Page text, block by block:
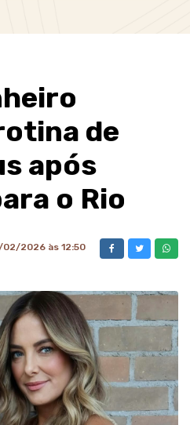
de
após
o Rio
2026 às 12:50